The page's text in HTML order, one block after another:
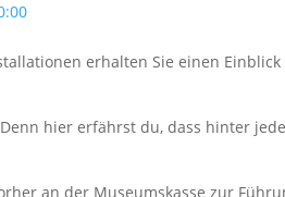
erhalten Sie einen
hier erfährst du, dass hinter
an der Museumskasse zur